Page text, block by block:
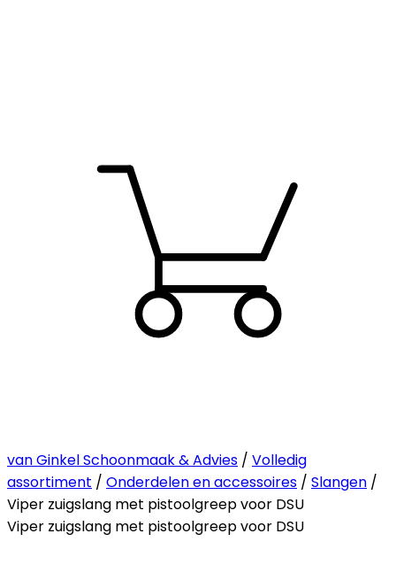
van Ginkel Schoonmaak & Advies / Volledig
assortiment / Onderdelen en accessoires / Slangen /
Viper zuigslang met pistoolgreep voor DSU
Viper zuigslang met pistoolgreep voor DSU